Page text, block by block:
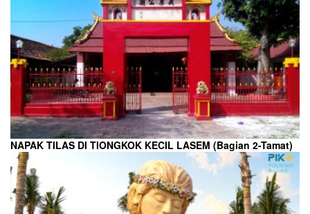
NAPAK TILAS DI TIONGKOK KECIL LASEM (Bagian 2-Tamat)